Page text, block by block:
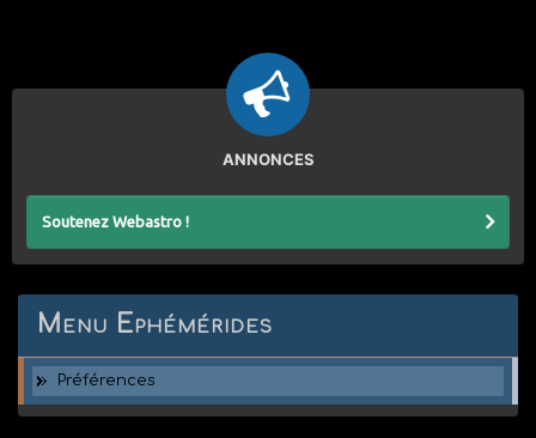
ANNONCES
Soutenez Webastro !
Menu Ephémérides
Préférences